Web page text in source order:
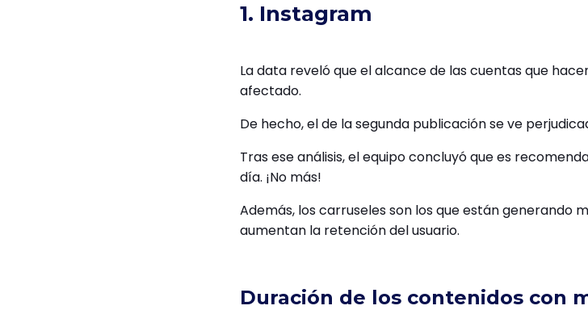
1. Instagram
La data reveló que el alcance de las cuentas que
afectado.
De hecho, el de la segunda publicación se ve
Tras ese análisis, el equipo concluyó que es
día. ¡No más!
Además, los carruseles son los que están generando
aumentan la retención del usuario.
Duración de los contenidos con